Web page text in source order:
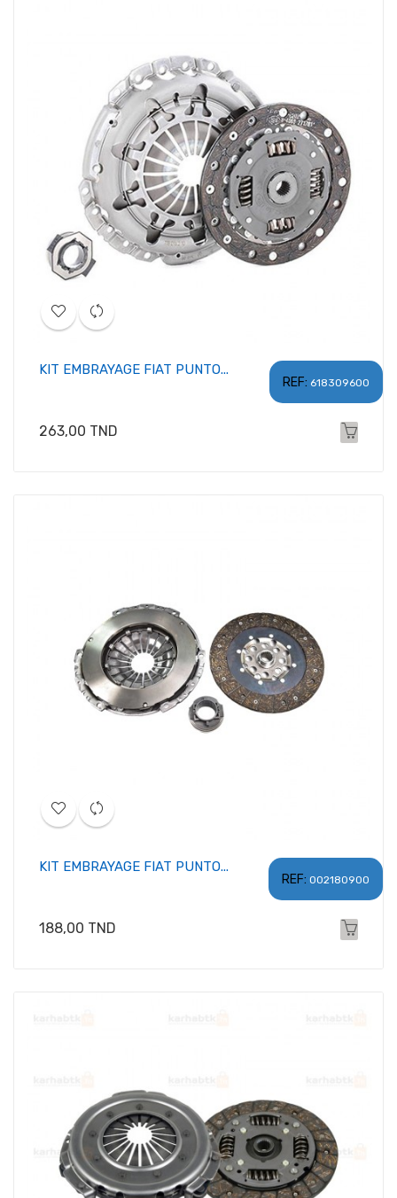
REF: 618309600
KIT EMBRAYAGE FIAT PUNTO...
Prix
263,00 TND
REF: 002180900
KIT EMBRAYAGE FIAT PUNTO...
Prix
188,00 TND